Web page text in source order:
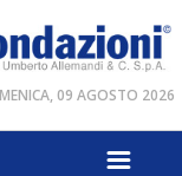
09 AGOSTO 2026